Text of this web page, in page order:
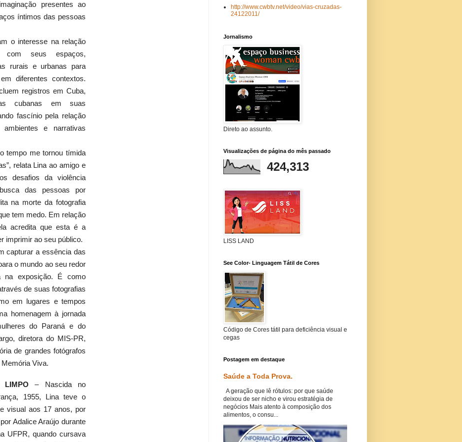
presentes ao
íntimos das pessoas
o interesse na relação
com seus espaços,
rurais e urbanas para
diferentes contextos.
registros em Cuba,
cubanas em suas
fascínio pela relação
e narrativas
tempo me tornou tímida
relata Lina ao amigo e
desafios da violência
das pessoas por
na morte da fotografia
tem medo. Em relação
acredita que esta é a
imprimir ao seu público.
capturar a essência das
o mundo ao seu redor
na exposição. É como
de suas fotografias
em lugares e tempos
homenagem à jornada
do Paraná e do
diretora do MIS-PR,
de grandes fotógrafos
Viva.
LIMPO – Nascida no
1955, Lina teve o
visual aos 17 anos, por
Adalice Araújo durante
UFPR, quando cursava
http://www.cwbtv.net/video/vias-cruzadas-
24122011/
Jornalismo
Direto ao assunto.
Visualizações de página do mês passado
424,313
LISS LAND
See Color- Linguagem Tátil de Cores
Código de Cores tátil para deficiência visual e
cegas
Postagem em destaque
Saúde a Toda Prova.
A geração que lê rótulos: por que saúde
deixou de ser nicho e virou estratégia de
negócios Mais atento à composição dos
alimentos, o consu...